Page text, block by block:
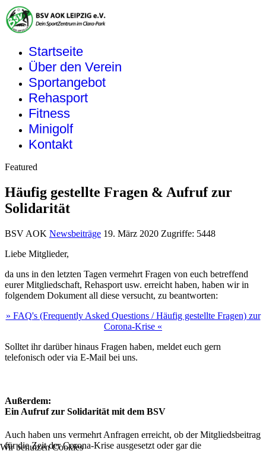
Startseite
Über den Verein
Sportangebot
Rehasport
Fitness
Minigolf
Kontakt
Featured
Häufig gestellte Fragen & Aufruf zur
Solidarität
BSV AOK Newsbeiträge 19. März 2020 Zugriffe: 5448
Liebe Mitglieder,
da uns in den letzten Tagen vermehrt Fragen von euch betreffend
eurer Mitgliedschaft, Rehasport usw. erreicht haben, haben wir in
folgendem Dokument all diese versucht, zu beantworten:
» FAQ's (Frequently Asked Questions / Häufig gestellte Fragen) zur
Corona-Krise «
Solltet ihr darüber hinaus Fragen haben, meldet euch gern
telefonisch oder via E-Mail bei uns.
Außerdem:
Ein Aufruf zur Solidarität mit dem BSV
Auch haben uns vermehrt Anfragen erreicht, ob der Mitgliedsbeitrag
für die Zeit der Corona-Krise ausgesetzt oder gar die
Wir benutzen Cookies